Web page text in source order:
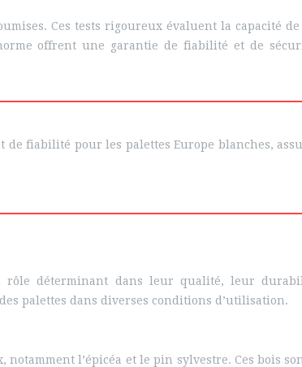
Ces tests rigoureux évaluent la capacité
offrent une garantie de fiabilité et de
fiabilité pour les palettes Europe blanches,
rôle déterminant dans leur qualité, leur
palettes dans diverses conditions d’utilisation.
l’épicéa et le pin sylvestre. Ces bois